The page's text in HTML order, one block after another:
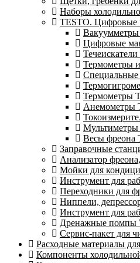
Наборы
TESTO. Цифровые
Цифровые
Термометры
Термометры
Анемометры
Мультиметры
Весы фреона
Заправочные
Анализатор
Мойки для
Инструмент для
Переходники для
Ниппели,
Инструмент для
Дренажные помпы
Сервис-пакет для
Расходные материалы
Компоненты